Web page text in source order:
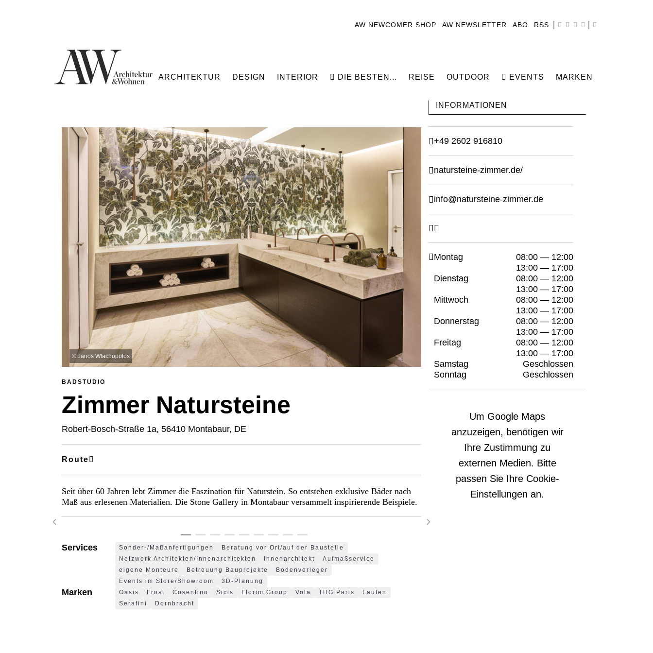
AW NEWCOMER SHOP AW NEWSLETTER ABO RSS
ARCHITEKTUR DESIGN INTERIOR DIE BESTEN... REISE OUTDOOR EVENTS MARKEN
INFORMATIONEN
+49 2602 916810
natursteine-zimmer.de/
info@natursteine-zimmer.de
Montag
08:00 — 12:00
13:00 — 17:00
Dienstag
08:00 — 12:00
13:00 — 17:00
Mittwoch
08:00 — 12:00
13:00 — 17:00
Donnerstag
08:00 — 12:00
13:00 — 17:00
Freitag
08:00 — 12:00
13:00 — 17:00
Samstag
Geschlossen
Sonntag
Geschlossen
Um Google Maps
anzuzeigen, benötigen wir
Ihre Zustimmung zu
externen Medien. Bitte
passen Sie Ihre Cookie-
Einstellungen an.
© Janos Wlachopulos
BADSTUDIO
Zimmer Natursteine
Robert-Bosch-Straße 1a, 56410 Montabaur, DE
Route
Seit über 60 Jahren lebt Zimmer die Faszination für Naturstein. So entstehen exklusive Bäder nach
Maß aus erlesenen Materialien. Die Stone Gallery in Montabaur versammelt inspirierende Beispiele.
©
Liberty
© Janos
© Janos
© Janos
© Janos
© Janos
©
Liberty
©
Liberty
©
Liberty
©
Liberty
© Janos
© Janos
© Janos
© Janos
© Janos
©
Liberty
©
Liberty
©
Liberty
©
Liberty
Services Sonder-/Maßanfertigungen
Beratung vor Ort/auf der Baustelle
Netzwerk Architekten/Innenarchitekten
Innenarchitekt
Aufmaßservice
eigene Monteure
Betreuung Bauprojekte
Bodenverleger
Events im Store/Showroom
3D-Planung
Marken Oasis Frost Cosentino Sicis Florim Group Vola THG Paris
Laufen
Serafini
Dornbracht